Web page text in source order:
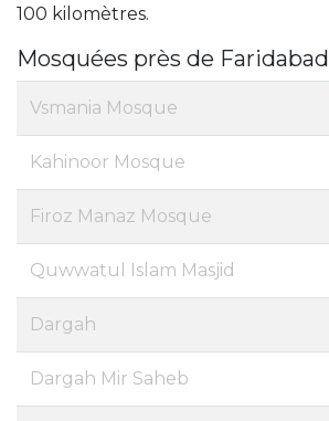
100 kilomètres.
Mosquées près de Faridabad
Vsmania Mosque
Kahinoor Mosque
Firoz Manaz Mosque
Quwwatul Islam Masjid
Dargah
Dargah Mir Saheb